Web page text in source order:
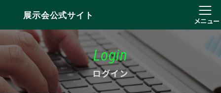
展示会公式サイト
メニュー
Login
ログイン